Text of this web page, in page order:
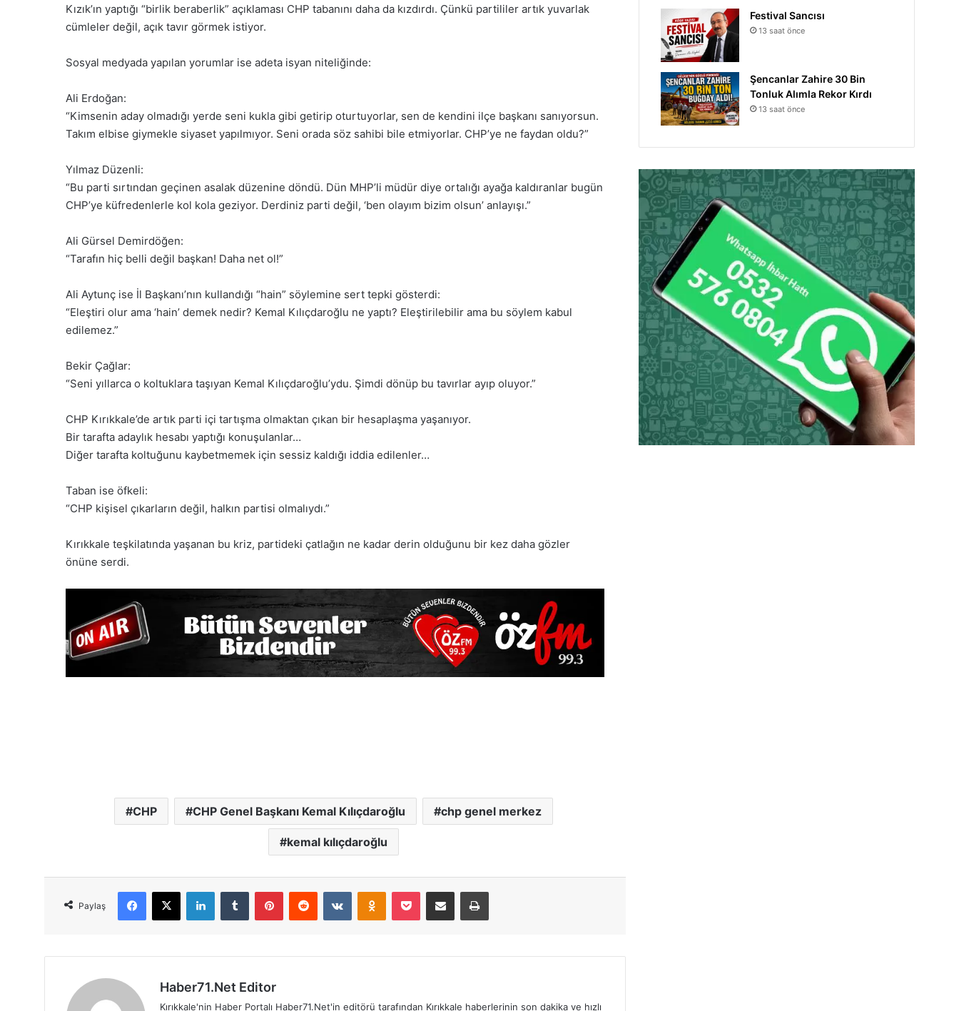
Kızık’ın yaptığı “birlik beraberlik” açıklaması CHP tabanını daha da kızdırdı. Çünkü partililer artık yuvarlak
cümleler değil, açık tavır görmek istiyor.
Sosyal medyada yapılan yorumlar ise adeta isyan niteliğinde:
Ali Erdoğan:
“Kimsenin aday olmadığı yerde seni kukla gibi getirip oturtuyorlar, sen de kendini ilçe başkanı sanıyorsun.
Takım elbise giymekle siyaset yapılmıyor. Seni orada söz sahibi bile etmiyorlar. CHP’ye ne faydan oldu?”
Yılmaz Düzenli:
“Bu parti sırtından geçinen asalak düzenine döndü. Dün MHP’li müdür diye ortalığı ayağa kaldıranlar bugün
CHP’ye küfredenlerle kol kola geziyor. Derdiniz parti değil, ‘ben olayım bizim olsun’ anlayışı.”
Ali Gürsel Demirdöğen:
“Tarafın hiç belli değil başkan! Daha net ol!”
Ali Aytunç ise İl Başkanı’nın kullandığı “hain” söylemine sert tepki gösterdi:
“Eleştiri olur ama ‘hain’ demek nedir? Kemal Kılıçdaroğlu ne yaptı? Eleştirilebilir ama bu söylem kabul
edilemez.”
Bekir Çağlar:
“Seni yıllarca o koltuklara taşıyan Kemal Kılıçdaroğlu’ydu. Şimdi dönüp bu tavırlar ayıp oluyor.”
CHP Kırıkkale’de artık parti içi tartışma olmaktan çıkan bir hesaplaşma yaşanıyor.
Bir tarafta adaylık hesabı yaptığı konuşulanlar…
Diğer tarafta koltuğunu kaybetmemek için sessiz kaldığı iddia edilenler…
Taban ise öfkeli:
“CHP kişisel çıkarların değil, halkın partisi olmalıydı.”
Kırıkkale teşkilatında yaşanan bu kriz, partideki çatlağın ne kadar derin olduğunu bir kez daha gözler
önüne serdi.
CHP CHP Genel Başkanı Kemal Kılıçdaroğlu chp genel merkez
kemal kılıçdaroğlu
Paylaş
Haber71.Net Editor
Kırıkkale'nin Haber Portalı Haber71.Net'in editörü tarafından Kırıkkale haberlerinin son dakika ve hızlı
Festival Sancısı
13 saat önce
Şencanlar Zahire 30 Bin
Tonluk Alımla Rekor Kırdı
13 saat önce